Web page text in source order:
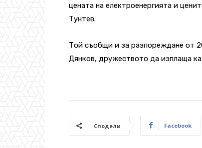
цената на електроенергията и
Тунтев.
Той съобщи и за разпореждане от
Дянков, дружеството да изплаща
Сподели Facebook